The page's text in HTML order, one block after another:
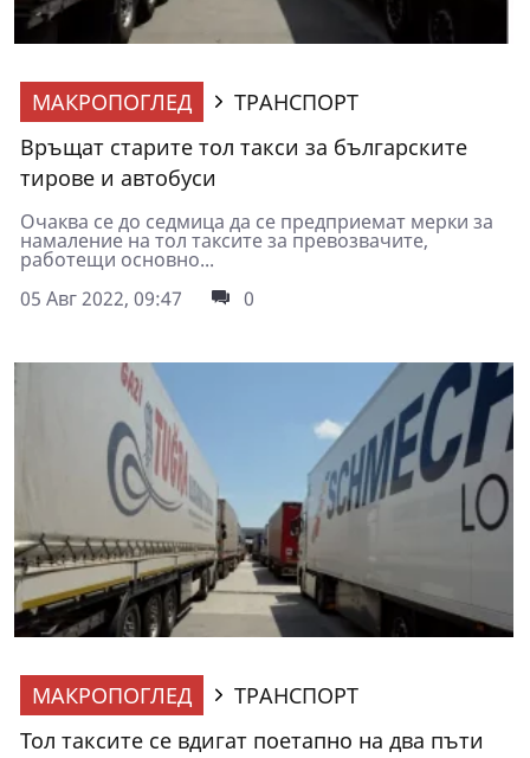
МАКРОПОГЛЕД
ТРАНСПОРТ
Връщат старите тол такси за българските
тирове и автобуси
Очаква се до седмица да се предприемат мерки за
намаление на тол таксите за превозвачите,
работещи основно...
05 Авг 2022, 09:47
0
МАКРОПОГЛЕД
ТРАНСПОРТ
Тол таксите се вдигат поетапно на два пъти